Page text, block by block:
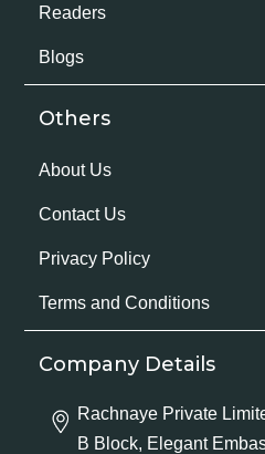
Readers
Blogs
Others
About Us
Contact Us
Privacy Policy
Terms and Conditions
Company Details
Rachnaye Private
B Block, Elegant